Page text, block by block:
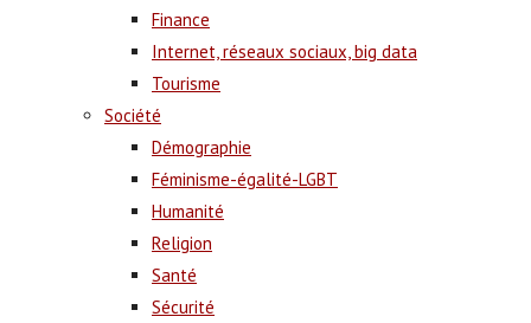
Finance
Internet, réseaux sociaux, big data
Tourisme
Société
Démographie
Féminisme-égalité-LGBT
Humanité
Religion
Santé
Sécurité